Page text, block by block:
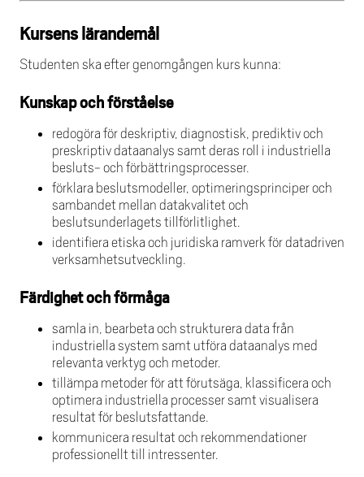
Kursens lärandemål
Studenten ska efter genomgången kurs kunna:
Kunskap och förståelse
redogöra för deskriptiv, diagnostisk, prediktiv och
preskriptiv dataanalys samt deras roll i industriella
besluts- och förbättringsprocesser.
förklara beslutsmodeller, optimeringsprinciper och
sambandet mellan datakvalitet och
beslutsunderlagets tillförlitlighet.
identifiera etiska och juridiska ramverk för datadriven
verksamhetsutveckling.
Färdighet och förmåga
samla in, bearbeta och strukturera data från
industriella system samt utföra dataanalys med
relevanta verktyg och metoder.
tillämpa metoder för att förutsäga, klassificera och
optimera industriella processer samt visualisera
resultat för beslutsfattande.
kommunicera resultat och rekommendationer
professionellt till intressenter.